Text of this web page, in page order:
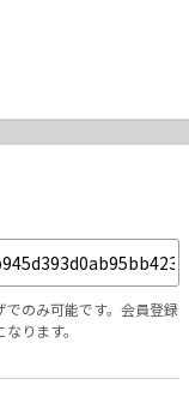
のみ可能です。会員登録
ります。